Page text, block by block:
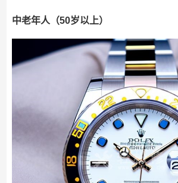
中老年人（50岁以上）